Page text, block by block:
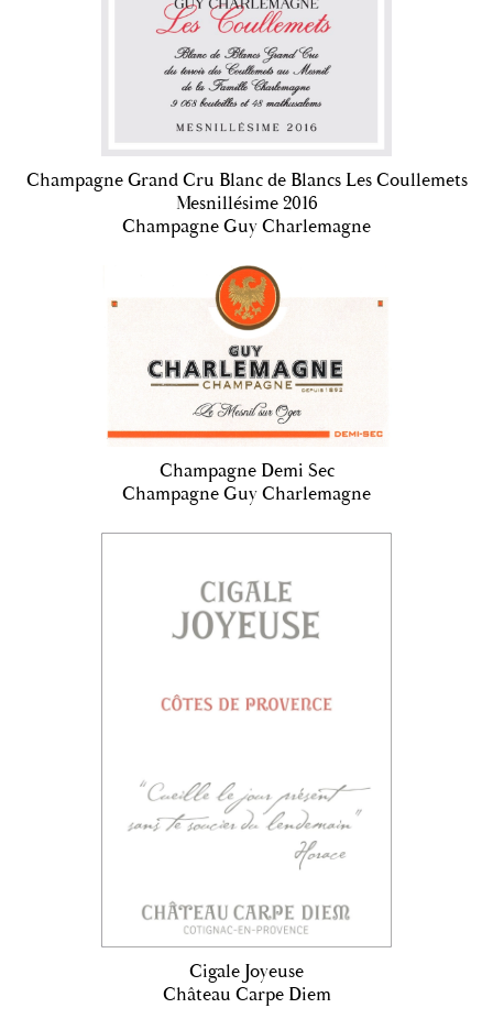
Champagne Grand Cru Blanc de Blancs Les Coullemets
Mesnillésime 2016
Champagne Guy Charlemagne
Champagne Demi Sec
Champagne Guy Charlemagne
Cigale Joyeuse
Château Carpe Diem